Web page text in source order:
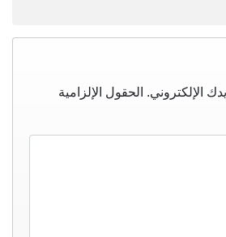
الإلكتروني. الحقول الإلزامية